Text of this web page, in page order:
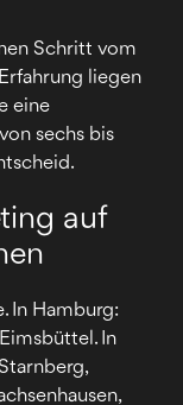
Schritt vom
liegen
eine
sechs bis
auf
In Hamburg:
In